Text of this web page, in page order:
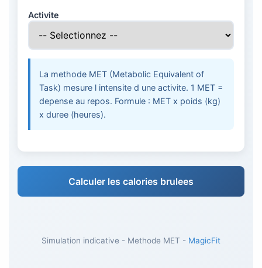
Activite
La methode MET (Metabolic Equivalent of
Task) mesure l intensite d une activite. 1 MET =
depense au repos. Formule : MET x poids (kg)
x duree (heures).
Calculer les calories brulees
Simulation indicative - Methode MET - MagicFit